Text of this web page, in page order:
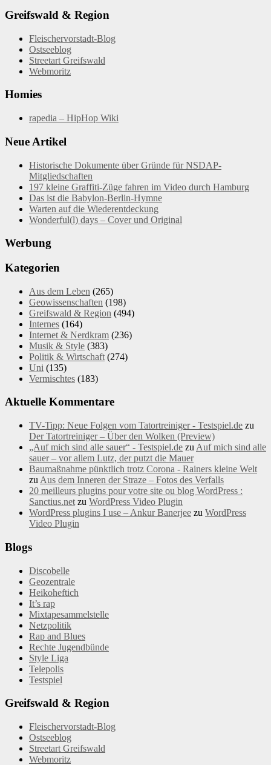
Greifswald & Region
Fleischervorstadt-Blog
Ostseeblog
Streetart Greifswald
Webmoritz
Homies
rapedia – HipHop Wiki
Neue Artikel
Historische Dokumente über Gründe für NSDAP-
Mitgliedschaften
197 kleine Graffiti-Züge fahren im Video durch Hamburg
Das ist die Babylon-Berlin-Hymne
Warten auf die Wiederentdeckung
Wonderful(l) days – Cover und Original
Werbung
Kategorien
Aus dem Leben (265)
Geowissenschaften (198)
Greifswald & Region (494)
Internes (164)
Internet & Nerdkram (236)
Musik & Style (383)
Politik & Wirtschaft (274)
Uni (135)
Vermischtes (183)
Aktuelle Kommentare
TV-Tipp: Neue Folgen vom Tatortreiniger - Testspiel.de zu
Der Tatortreiniger – Über den Wolken (Preview)
„Auf mich sind alle sauer“ - Testspiel.de zu Auf mich sind alle
sauer – vor allem Lutz, der putzt die Mauer
Baumaßnahme pünktlich trotz Corona - Rainers kleine Welt
zu Aus dem Inneren der Straze – Fotos des Verfalls
20 meilleurs plugins pour votre site ou blog WordPress :
Sanctius.net zu WordPress Video Plugin
WordPress plugins I use – Ankur Banerjee zu WordPress
Video Plugin
Blogs
Discobelle
Geozentrale
Heikoheftich
It’s rap
Mixtapesammelstelle
Netzpolitik
Rap and Blues
Rechte Jugendbünde
Style Liga
Telepolis
Testspiel
Greifswald & Region
Fleischervorstadt-Blog
Ostseeblog
Streetart Greifswald
Webmoritz